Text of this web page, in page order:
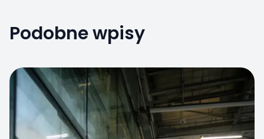
Podobne wpisy